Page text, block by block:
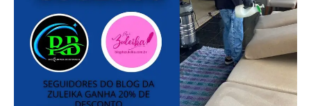
Etiam est nibh, lobortis sit
Praesent euismod ac
Ut mollis pellentesque tortor
Nullam eu erat condimentum
Donec quis est ac felis
Orci varius natoque dolor